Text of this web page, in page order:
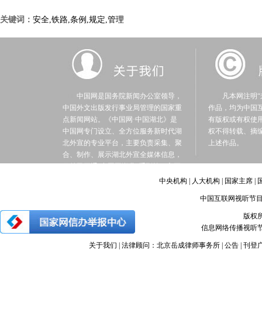
关键词： 安全,铁路,条例,规定,管理